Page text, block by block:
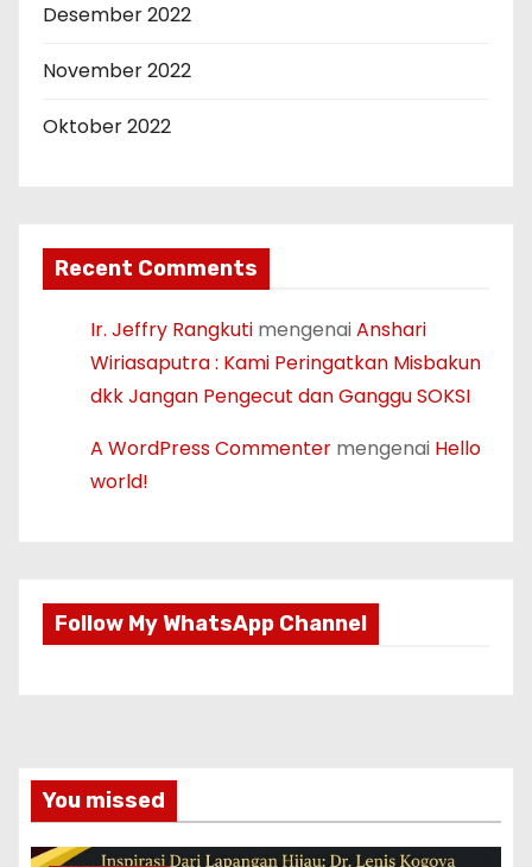
Desember 2022
November 2022
Oktober 2022
Recent Comments
Ir. Jeffry Rangkuti mengenaiAnshari
Wiriasaputra : Kami Peringatkan Misbakun
dkk Jangan Pengecut dan Ganggu SOKSI
A WordPress Commenter mengenai Hello
world!
Follow My WhatsApp Channel
You missed